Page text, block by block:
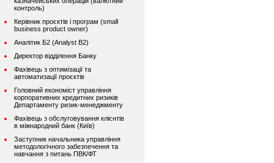
контроль)
Керівник проєктів і програм (small
business product owner)
Аналітик Б2 (Analyst B2)
Директор відділення Банку
Фахівець з оптимізації та
автоматизації проєктів
Головний економіст управління
корпоративних кредитних ризиків
Департаменту ризик-менеджменту
Фахівець з обслуговування клієнтів
в міжнародний банк (Київ)
Заступник начальника управління
методологічного забезпечення та
навчання з питань ПВК/ФТ